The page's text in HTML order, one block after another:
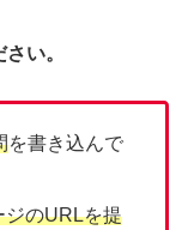
い。
を書き込んで
ジのURLを提